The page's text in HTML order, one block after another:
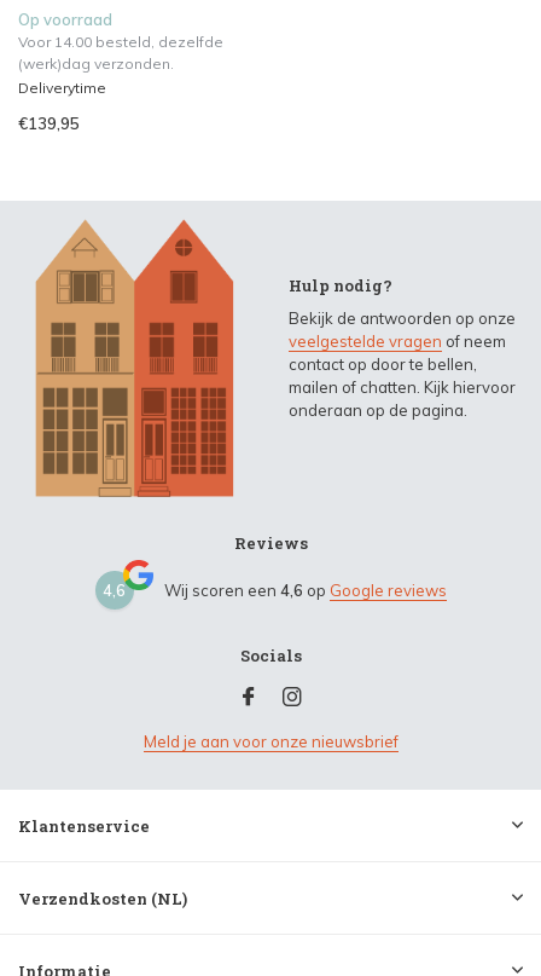
Op voorraad
Voor 14.00 besteld, dezelfde
(werk)dag verzonden.
Deliverytime
€139,95
Hulp nodig?
Bekijk de antwoorden op onze
veelgestelde vragen of neem
contact op door te bellen,
mailen of chatten. Kijk hiervoor
onderaan op de pagina.
Reviews
4,6 Wij scoren een 4,6 op Google reviews
Socials
Meld je aan voor onze nieuwsbrief
Klantenservice
Verzendkosten (NL)
Informatie